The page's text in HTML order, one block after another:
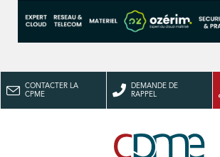
CONTACTER LA
CPME
DEMANDE DE
RAPPEL